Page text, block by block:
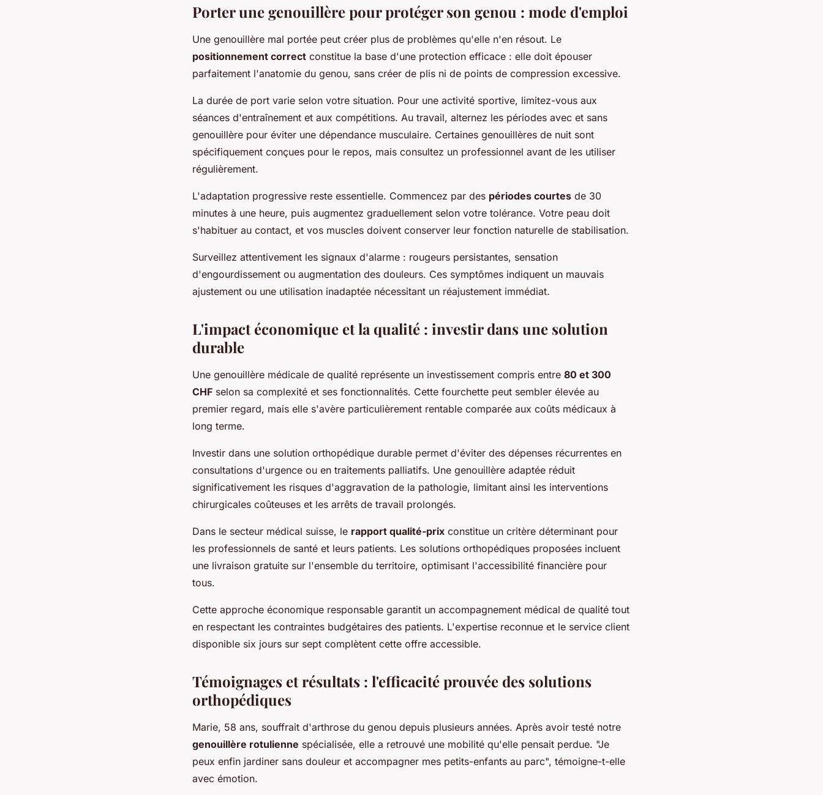
Porter une genouillère pour protéger son genou : mode d'emploi
Une genouillère mal portée peut créer plus de problèmes qu'elle n'en résout. Le
positionnement correct constitue la base d'une protection efficace : elle doit épouser
parfaitement l'anatomie du genou, sans créer de plis ni de points de compression excessive.
La durée de port varie selon votre situation. Pour une activité sportive, limitez-vous aux
séances d'entraînement et aux compétitions. Au travail, alternez les périodes avec et sans
genouillère pour éviter une dépendance musculaire. Certaines genouillères de nuit sont
spécifiquement conçues pour le repos, mais consultez un professionnel avant de les utiliser
régulièrement.
L'adaptation progressive reste essentielle. Commencez par des périodes courtes de 30
minutes à une heure, puis augmentez graduellement selon votre tolérance. Votre peau doit
s'habituer au contact, et vos muscles doivent conserver leur fonction naturelle de stabilisation.
Surveillez attentivement les signaux d'alarme : rougeurs persistantes, sensation
d'engourdissement ou augmentation des douleurs. Ces symptômes indiquent un mauvais
ajustement ou une utilisation inadaptée nécessitant un réajustement immédiat.
L'impact économique et la qualité : investir dans une solution
durable
Une genouillère médicale de qualité représente un investissement compris entre 80 et 300
CHF selon sa complexité et ses fonctionnalités. Cette fourchette peut sembler élevée au
premier regard, mais elle s'avère particulièrement rentable comparée aux coûts médicaux à
long terme.
Investir dans une solution orthopédique durable permet d'éviter des dépenses récurrentes en
consultations d'urgence ou en traitements palliatifs. Une genouillère adaptée réduit
significativement les risques d'aggravation de la pathologie, limitant ainsi les interventions
chirurgicales coûteuses et les arrêts de travail prolongés.
Dans le secteur médical suisse, le rapport qualité-prix constitue un critère déterminant pour
les professionnels de santé et leurs patients. Les solutions orthopédiques proposées incluent
une livraison gratuite sur l'ensemble du territoire, optimisant l'accessibilité financière pour
tous.
Cette approche économique responsable garantit un accompagnement médical de qualité tout
en respectant les contraintes budgétaires des patients. L'expertise reconnue et le service client
disponible six jours sur sept complètent cette offre accessible.
Témoignages et résultats : l'efficacité prouvée des solutions
orthopédiques
Marie, 58 ans, souffrait d'arthrose du genou depuis plusieurs années. Après avoir testé notre
genouillère rotulienne spécialisée, elle a retrouvé une mobilité qu'elle pensait perdue. "Je
peux enfin jardiner sans douleur et accompagner mes petits-enfants au parc", témoigne-t-elle
avec émotion.